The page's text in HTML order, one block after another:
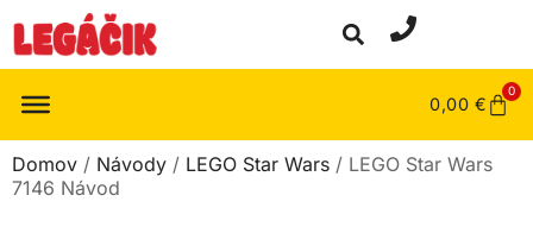
0,00 €
0
Domov / Návody / LEGO Star Wars / LEGO Star Wars
7146 Návod